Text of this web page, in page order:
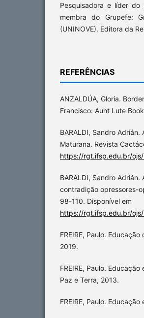
Pesquisadora e líder
membra do Grupefe:
(UNINOVE). Editora da
REFERÊNCIAS
ANZALDÚA, Gloria.
Francisco: Aunt Lute
BARALDI, Sandro
Maturana. Revista
https://rgt.ifsp.edu.br/
BARALDI, Sandro
contradição opressores-
98-110. Disponível em
https://rgt.ifsp.edu.br/
FREIRE, Paulo.
2019.
FREIRE, Paulo.
Paz e Terra, 2013.
FREIRE, Paulo.